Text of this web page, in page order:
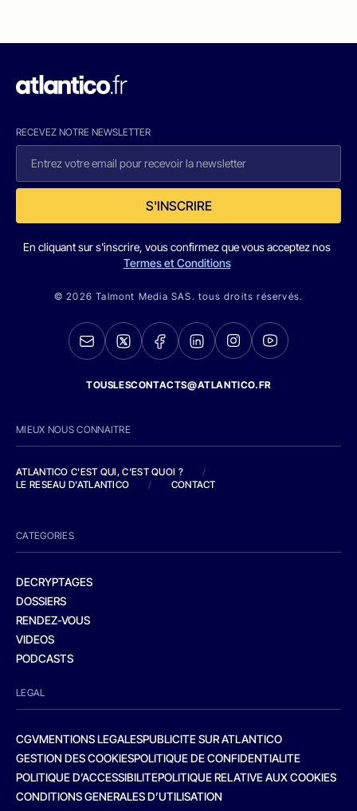
RECEVEZ NOTRE NEWSLETTER
S'INSCRIRE
En cliquant sur s'inscrire, vous confirmez que vous acceptez nos
Termes et Conditions
© 2026 Talmont Media SAS. tous droits réservés.
TOUSLESCONTACTS@ATLANTICO.FR
MIEUX NOUS CONNAITRE
ATLANTICO C'EST QUI, C'EST QUOI ?
/
LE RESEAU D'ATLANTICO
/ CONTACT
CATEGORIES
DECRYPTAGES
DOSSIERS
RENDEZ-VOUS
VIDEOS
PODCASTS
LEGAL
CGVMENTIONS LEGALESPUBLICITE SUR ATLANTICO
GESTION DES COOKIESPOLITIQUE DE CONFIDENTIALITE
POLITIQUE D’ACCESSIBILITEPOLITIQUE RELATIVE AUX COOKIES
CONDITIONS GENERALES D’UTILISATION